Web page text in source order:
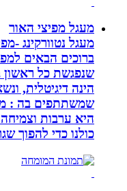
מעגל מפיצי האור
מעגל נטוורקינג -
ברוכים הבאים
שנפגשת כל ראשון
הינה דיגיטלית,
שמשתתפים בה :
היא ערבות וצמיחה
כולנו כדי להפוך